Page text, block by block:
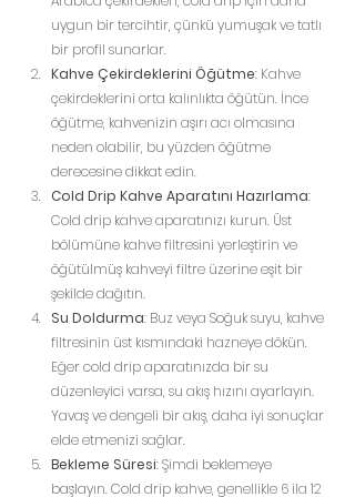
uygun bir tercihtir, çünkü yumuşak ve tatlı
bir profil sunarlar.
Kahve Çekirdeklerini Öğütme: Kahve
çekirdeklerini orta kalınlıkta öğütün. İnce
öğütme, kahvenizin aşırı acı olmasına
neden olabilir, bu yüzden öğütme
derecesine dikkat edin.
Cold Drip Kahve Aparatını Hazırlama:
Cold drip kahve aparatınızı kurun. Üst
bölümüne kahve filtresini yerleştirin ve
öğütülmüş kahveyi filtre üzerine eşit bir
şekilde dağıtın.
Su Doldurma: Buz veya Soğuk suyu, kahve
filtresinin üst kısmındaki hazneye dökün.
Eğer cold drip aparatınızda bir su
düzenleyici varsa, su akış hızını ayarlayın.
Yavaş ve dengeli bir akış, daha iyi sonuçlar
elde etmenizi sağlar.
Bekleme Süresi: Şimdi beklemeye
başlayın. Cold drip kahve, genellikle 6 ila 12